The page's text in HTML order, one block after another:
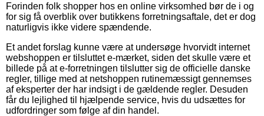
Forinden folk shopper hos en online virksomhed bør de i og
for sig få overblik over butikkens forretningsaftale, det er dog
naturligvis ikke videre spændende.
Et andet forslag kunne være at undersøge hvorvidt internet
webshoppen er tilsluttet e-mærket, siden det skulle være et
billede på at e-forretningen tilslutter sig de officielle danske
regler, tillige med at netshoppen rutinemæssigt gennemses
af eksperter der har indsigt i de gældende regler. Desuden
får du lejlighed til hjælpende service, hvis du udsættes for
udfordringer som følge af din handel.